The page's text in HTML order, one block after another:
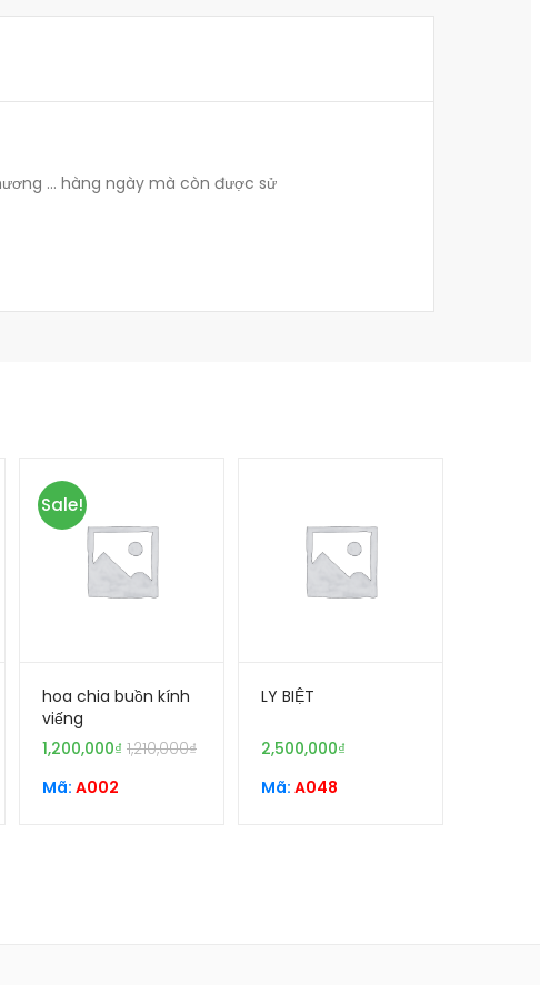
… hàng ngày mà còn được sử
Sale!
hoa chia buồn kính
viếng
1,200,000₫ 1,210,000₫
Mã: A002
LY BIỆT
2,500,000₫
Mã: A048